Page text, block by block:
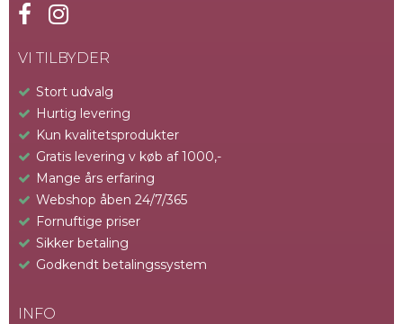
VI TILBYDER
Stort udvalg
Hurtig levering
Kun kvalitetsprodukter
Gratis levering v køb af 1000,-
Mange års erfaring
Webshop åben 24/7/365
Fornuftige priser
Sikker betaling
Godkendt betalingssystem
INFO